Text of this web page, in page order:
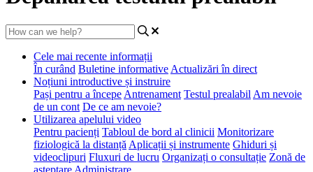
Cele mai recente informații
În curând Buletine informative Actualizări în direct
Noțiuni introductive și instruire
Pași pentru a începe Antrenament Testul prealabil Am nevoie
de un cont De ce am nevoie?
Utilizarea apelului video
Pentru pacienți Tabloul de bord al clinicii Monitorizare
fiziologică la distanță Aplicații și instrumente Ghiduri și
videoclipuri Fluxuri de lucru Organizați o consultație Zonă de
așteptare Administrare